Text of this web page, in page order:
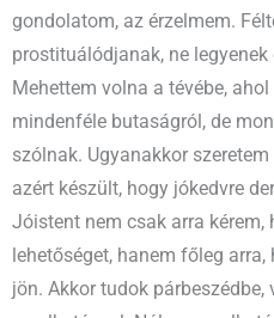
gondolatom, az érzelmem.
prostituálódjanak, ne legyenek
Mehettem volna a tévébe,
mindenféle butaságról, de
szólnak. Ugyanakkor
azért készült, hogy jókedvre
Jóistent nem csak arra
lehetőséget, hanem főleg
jön. Akkor tudok párbeszédbe,